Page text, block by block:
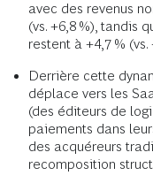
avec des revenus
(vs. +6,8 %), tandis
restent à +4,7 % (vs.
Derrière cette
déplace vers les
(des éditeurs de
paiements dans
des acquéreurs
recomposition